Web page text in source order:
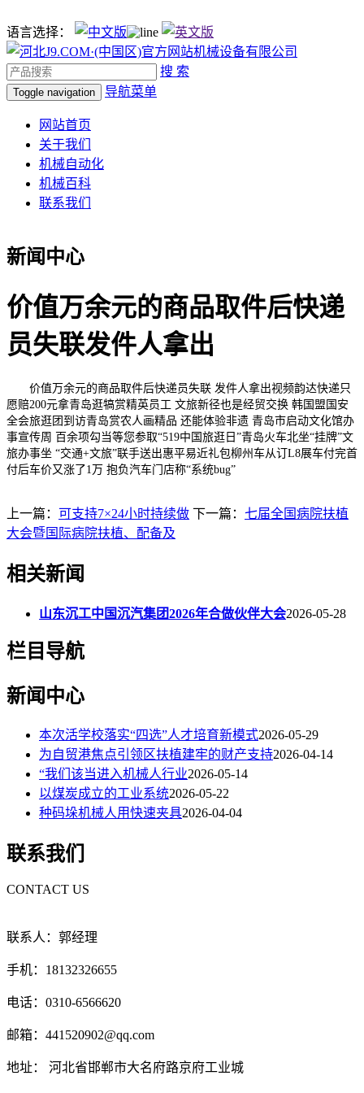
语言选择：
搜 索
Toggle navigation 导航菜单
网站首页
关于我们
机械自动化
机械百科
联系我们
新闻中心
价值万余元的商品取件后快递
员失联发件人拿出
价值万余元的商品取件后快递员失联 发件人拿出视频韵达快递只
愿赔200元拿青岛逛犒赏精英员工 文旅新径也是经贸交换 韩国盟国安
全会旅逛团到访青岛赏农人画精品 还能体验非遗 青岛市启动文化馆办
事宣传周 百余项勾当等您参取“519中国旅逛日”青岛火车北坐“挂牌”文
旅办事坐 “交通+文旅”联手送出惠平易近礼包柳州车从订L8展车付完首
付后车价又涨了1万 抱负汽车门店称“系统bug”
上一篇： 可支持7×24小时持续做 下一篇： 七届全国病院扶植
大会暨国际病院扶植、配备及
相关新闻
山东沉工中国沉汽集团2026年合做伙伴大会2026-05-28
栏目导航
新闻中心
本次活学校落实“四选”人才培育新模式2026-05-29
为自贸港焦点引领区扶植建牢的财产支持2026-04-14
“我们该当进入机械人行业2026-05-14
以煤炭成立的工业系统2026-05-22
种码垛机械人用快速夹具2026-04-04
联系我们
CONTACT US
联系人：郭经理
手机：18132326655
电话：0310-6566620
邮箱：441520902@qq.com
地址： 河北省邯郸市大名府路京府工业城